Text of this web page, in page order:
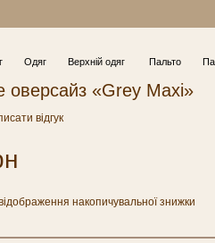
Одяг Верхній одяг Пальто
оверсайз «Grey Maxi»
відгук
накопичувальної знижки